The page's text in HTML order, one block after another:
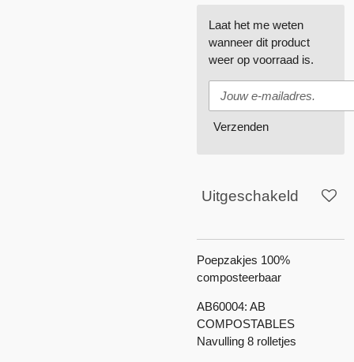
Laat het me weten
wanneer dit product
weer op voorraad is.
Verzenden
Uitgeschakeld
Poepzakjes 100%
composteerbaar
AB60004: AB
COMPOSTABLES
Navulling 8 rolletjes